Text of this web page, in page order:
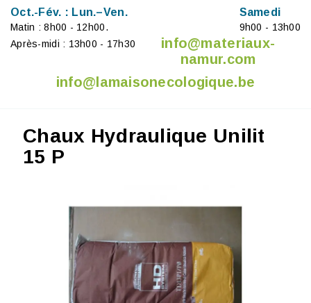
Oct.-Fév. : Lun.–Ven.
Matin : 8h00 - 12h00.
Après-midi : 13h00 - 17h30
Samedi
9h00 - 13h00
info@materiaux-
namur.com
info@lamaisonecologique.be
Chaux Hydraulique Unilit
15 P